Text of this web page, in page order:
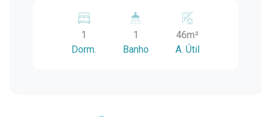
espaçosa com churrasqueira para momentos de
lazer e entretenimento, uma cozinha equipada
para preparar deliciosas refeições, um banheiro
1
Dorm.
1
Banho
46m²
A. Útil